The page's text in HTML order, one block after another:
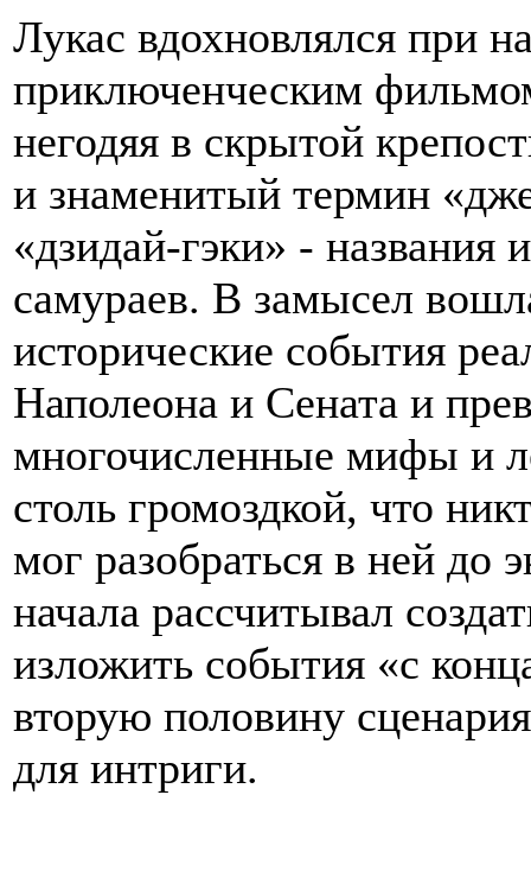
Лукас вдохновлялся при
приключенческим
негодяя в скрытой
и знаменитый термин
«дзидай-гэки» - названия
самураев. В замысел
исторические события
Наполеона и Сената и
многочисленные мифы и
столь громоздкой, что
мог разобраться в ней до
начала рассчитывал
изложить события «с
вторую половину
для интриги.